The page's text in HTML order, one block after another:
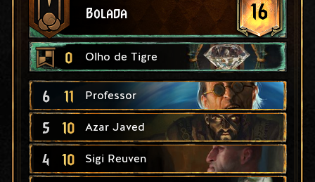
Bolada 16
0 Olho de Tigre
6 11 Professor
5 10 Azar Javed
4 10 Sigi Reuven